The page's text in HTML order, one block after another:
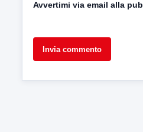
Avvertimi via email alla